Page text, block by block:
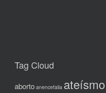
Tag Cloud
aborto anencefalia ateísmo